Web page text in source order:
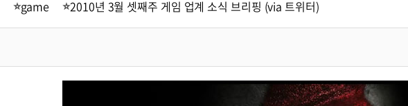
game 2010년 3월 셋째주 게임 업계 소식 브리핑 (via 트위터)